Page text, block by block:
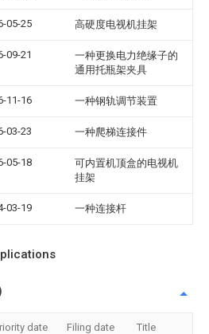
05-25 高硬度电视机挂架
09-21
一种更换电力绝缘子的
通用托瓶架夹具
11-16 一种钢轨调节装置
03-23 一种爬梯连接件
05-18
可内置机顶盒的电视机
挂架
03-19 一种连接杆
date Filing date Title